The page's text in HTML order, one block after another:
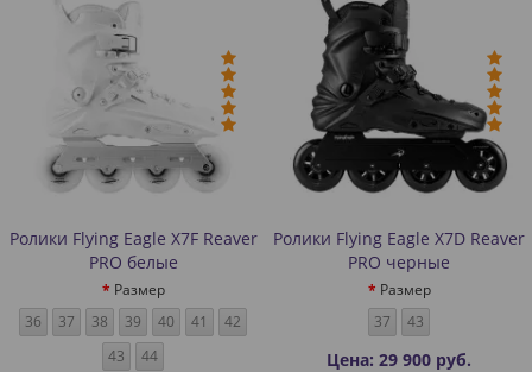
Ролики Flying Eagle X7F Reaver
PRO белые
Размер
36
37 38 39 40 41
42
43
44
Ролики Flying Eagle X7D Reaver
PRO черные
Размер
37
43
Цена: 29 900 руб.